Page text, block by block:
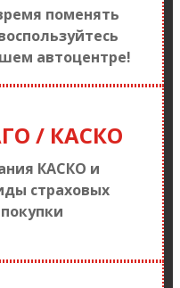
поменять
автоцентре!
/ КАСКО
КАСКО и
страховых